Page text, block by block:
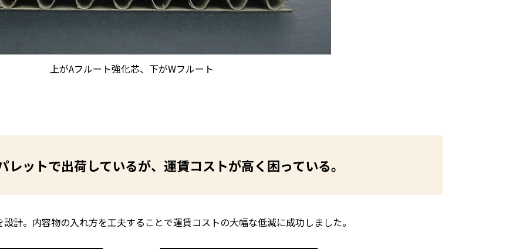
上がAフルート強化芯、下がWフルート
レットで出荷しているが、運賃コストが高く困っている。
計。内容物の入れ方を工夫することで運賃コストの大幅な低減に成功しました。